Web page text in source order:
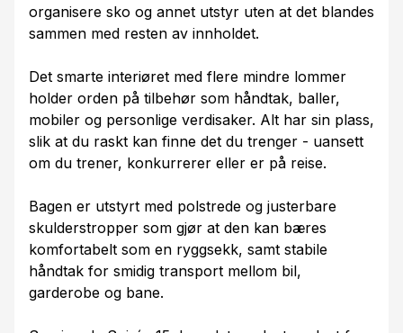
organisere sko og annet utstyr uten at det blandes
sammen med resten av innholdet.
Det smarte interiøret med flere mindre lommer
holder orden på tilbehør som håndtak, baller,
mobiler og personlige verdisaker. Alt har sin plass,
slik at du raskt kan finne det du trenger - uansett
om du trener, konkurrerer eller er på reise.
Bagen er utstyrt med polstrede og justerbare
skulderstropper som gjør at den kan bæres
komfortabelt som en ryggsekk, samt stabile
håndtak for smidig transport mellom bil,
garderobe og bane.